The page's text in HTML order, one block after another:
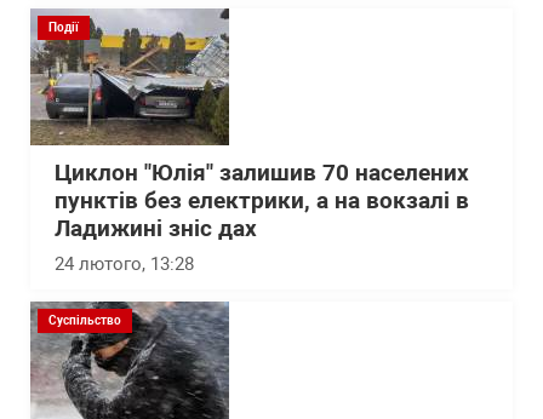
Події
Циклон "Юлія" залишив 70 населених
пунктів без електрики, а на вокзалі в
Ладижині зніс дах
24 лютого, 13:28
Суспільство